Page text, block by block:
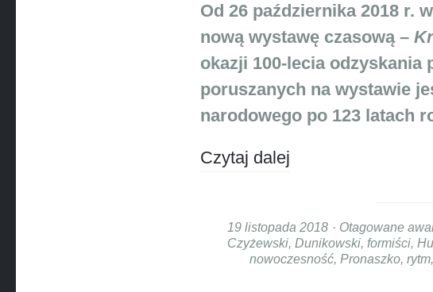
Od 26 października 2018 r.
nową wystawę czasową –
okazji 100-lecia odzyskania
poruszanych na wystawie
narodowego po 123 latach
Czytaj dalej
19 listopada 2018 Otagowane
Czyżewski, Dunikowski, formiści,
nowoczesność, Pronaszko, rytm,